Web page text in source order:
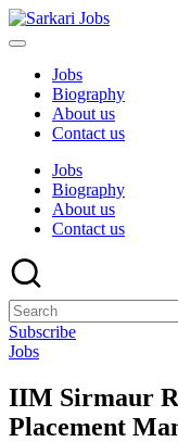
Skip
to
Sarkari
Sarkari
Jobs
Biography
About us
Contact us
Jobs
Biography
About us
Contact us
Search
for:
Subscribe
Posted
Jobs
IIM Sirmaur
Placement